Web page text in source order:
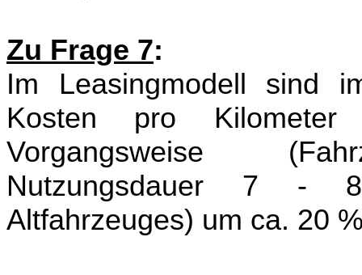
Zu Frage 7:
Im Leasingmodell sind
Kosten pro
Vorgangsweise
Nutzungsdauer 7 -
Altfahrzeuges) um ca. 20